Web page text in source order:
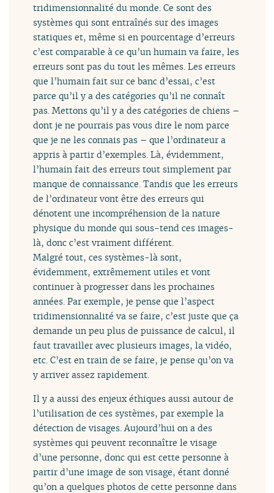
tridimensionnalité du monde. Ce sont des
systèmes qui sont entraînés sur des images
statiques et, même si en pourcentage d’erreurs
c’est comparable à ce qu’un humain va faire, les
erreurs sont pas du tout les mêmes. Les erreurs
que l’humain fait sur ce banc d’essai, c’est
parce qu’il y a des catégories qu’il ne connaît
pas. Mettons qu’il y a des catégories de chiens –
dont je ne pourrais pas vous dire le nom parce
que je ne les connais pas – que l’ordinateur a
appris à partir d’exemples. Là, évidemment,
l’humain fait des erreurs tout simplement par
manque de connaissance. Tandis que les erreurs
de l’ordinateur vont être des erreurs qui
dénotent une incompréhension de la nature
physique du monde qui sous-tend ces images-
là, donc c’est vraiment différent.
Malgré tout, ces systèmes-là sont,
évidemment, extrêmement utiles et vont
continuer à progresser dans les prochaines
années. Par exemple, je pense que l’aspect
tridimensionnalité va se faire, c’est juste que ça
demande un peu plus de puissance de calcul, il
faut travailler avec plusieurs images, la vidéo,
etc. C’est en train de se faire, je pense qu’on va
y arriver assez rapidement.
Il y a aussi des enjeux éthiques aussi autour de
l’utilisation de ces systèmes, par exemple la
détection de visages. Aujourd’hui on a des
systèmes qui peuvent reconnaître le visage
d’une personne, donc qui est cette personne à
partir d’une image de son visage, étant donné
qu’on a quelques photos de cette personne dans